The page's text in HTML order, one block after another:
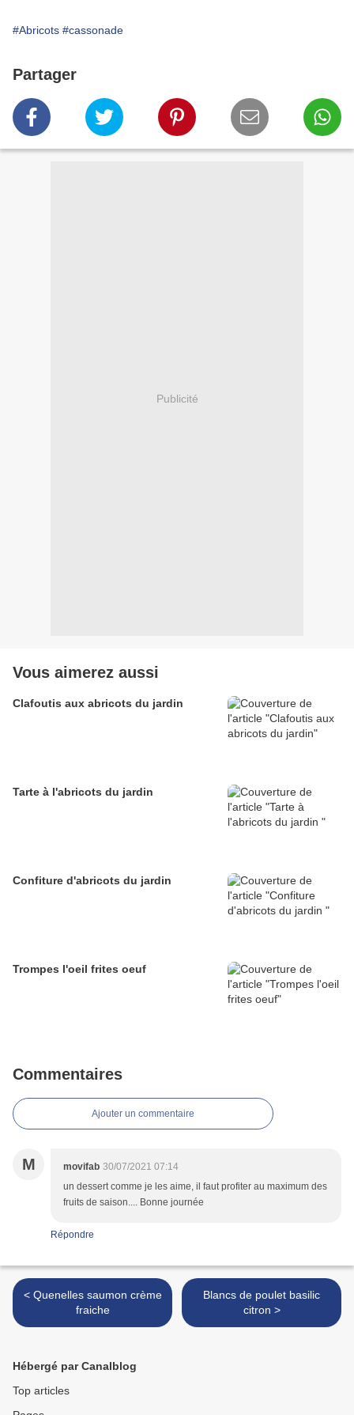
#Abricots #cassonade
Partager
Publicité
Vous aimerez aussi
Clafoutis aux abricots du jardin
Tarte à l'abricots du jardin
Confiture d'abricots du jardin
Trompes l'oeil frites oeuf
Commentaires
Ajouter un commentaire
M movifab 30/07/2021 07:14
un dessert comme je les aime, il faut profiter au maximum des
fruits de saison.... Bonne journée
Répondre
< Quenelles saumon crème
fraiche
Blancs de poulet basilic
citron >
Hébergé par Canalblog
Top articles